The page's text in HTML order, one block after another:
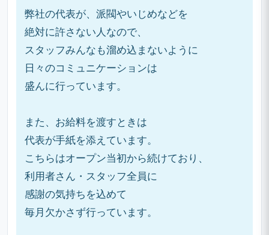
弊社の代表が、派閥やいじめなどを
絶対に許さない人なので、
スタッフみんなも溜め込まないように
日々のコミュニケーションは
盛んに行っています。
また、お給料を渡すときは
代表が手紙を添えています。
こちらはオープン当初から続けており、
利用者さん・スタッフ全員に
感謝の気持ちを込めて
毎月欠かさず行っています。